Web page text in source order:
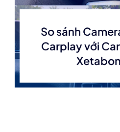
So sánh
Carplay với